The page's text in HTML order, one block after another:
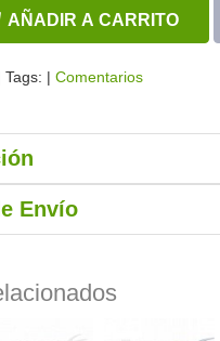
AÑADIR A CARRITO
Tags: | Comentarios
Envío